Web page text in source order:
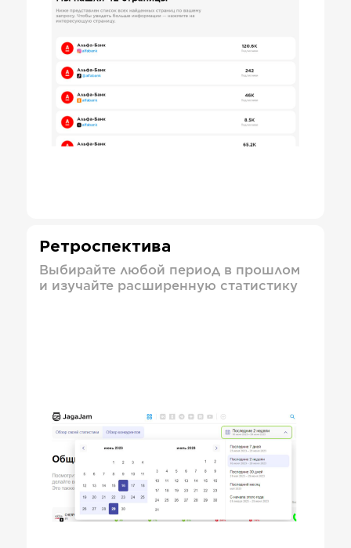
Ретроспектива
Выбирайте любой период в прошлом
и изучайте расширенную статистику